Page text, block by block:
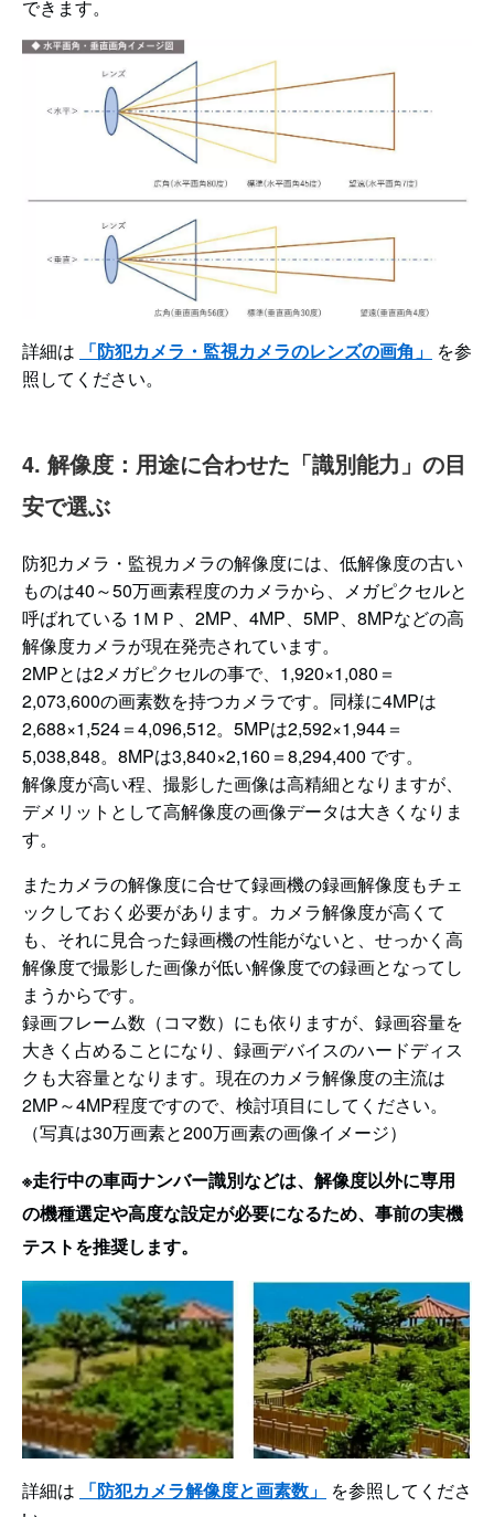
できます。
詳細は 「防犯カメラ・監視カメラのレンズの画角」
を参
照してください。
4. 解像度：用途に合わせた「識別能力」の目
安で選ぶ
防犯カメラ・監視カメラの解像度には、低解像度の古い
ものは40～50万画素程度のカメラから、メガピクセルと
呼ばれている 1ＭＰ、2MP、4MP、5MP、8MPなどの高
解像度カメラが現在発売されています。
2MPとは2メガピクセルの事で、1,920×1,080＝
2,073,600の画素数を持つカメラです。同様に4MPは
2,688×1,524＝4,096,512。5MPは2,592×1,944＝
5,038,848。8MPは3,840×2,160＝8,294,400 です。
解像度が高い程、撮影した画像は高精細となりますが、
デメリットとして高解像度の画像データは大きくなりま
す。
またカメラの解像度に合せて録画機の録画解像度もチェ
ックしておく必要があります。カメラ解像度が高くて
も、それに見合った録画機の性能がないと、せっかく高
解像度で撮影した画像が低い解像度での録画となってし
まうからです。
録画フレーム数（コマ数）にも依りますが、録画容量を
大きく占めることになり、録画デバイスのハードディス
クも大容量となります。現在のカメラ解像度の主流は
2MP～4MP程度ですので、検討項目にしてください。
（写真は30万画素と200万画素の画像イメージ）
※走行中の車両ナンバー識別などは、解像度以外に専用
の機種選定や高度な設定が必要になるため、事前の実機
テストを推奨します。
詳細は 「防犯カメラ解像度と画素数」
を参照してくださ